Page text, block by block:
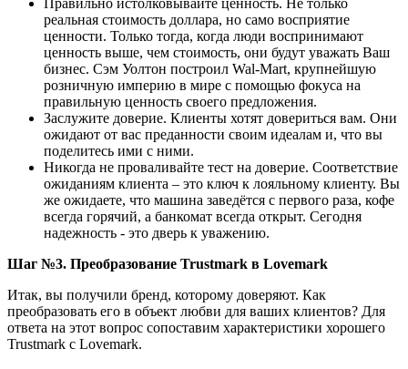
реальная стоимость доллара, но само восприятие
ценности. Только тогда, когда люди воспринимают
ценность выше, чем стоимость, они будут уважать Ваш
бизнес. Сэм Уолтон построил Wal-Mart, крупнейшую
розничную империю в мире с помощью фокуса на
правильную ценность своего предложения.
Заслужите доверие. Клиенты хотят довериться вам. Они
ожидают от вас преданности своим идеалам и, что вы
поделитесь ими с ними.
Никогда не проваливайте тест на доверие. Соответствие
ожиданиям клиента – это ключ к лояльному клиенту. Вы
же ожидаете, что машина заведётся с первого раза, кофе
всегда горячий, а банкомат всегда открыт. Сегодня
надежность - это дверь к уважению.
Шаг №3. Преобразование Trustmark в Lovemark
Итак, вы получили бренд, которому доверяют. Как
преобразовать его в объект любви для ваших клиентов? Для
ответа на этот вопрос сопоставим характеристики хорошего
Trustmark с Lovemark.